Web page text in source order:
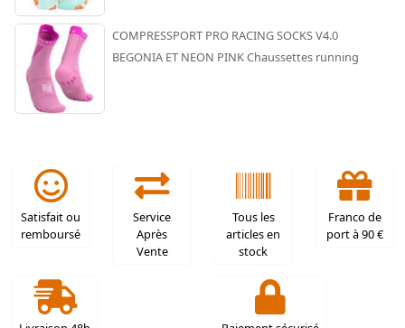
COMPRESSPORT PRO RACING SOCKS V4.0
BEGONIA ET NEON PINK Chaussettes running
Satisfait ou
remboursé
Service
Après
Vente
Tous les
articles en
stock
Franco de
port à 90 €